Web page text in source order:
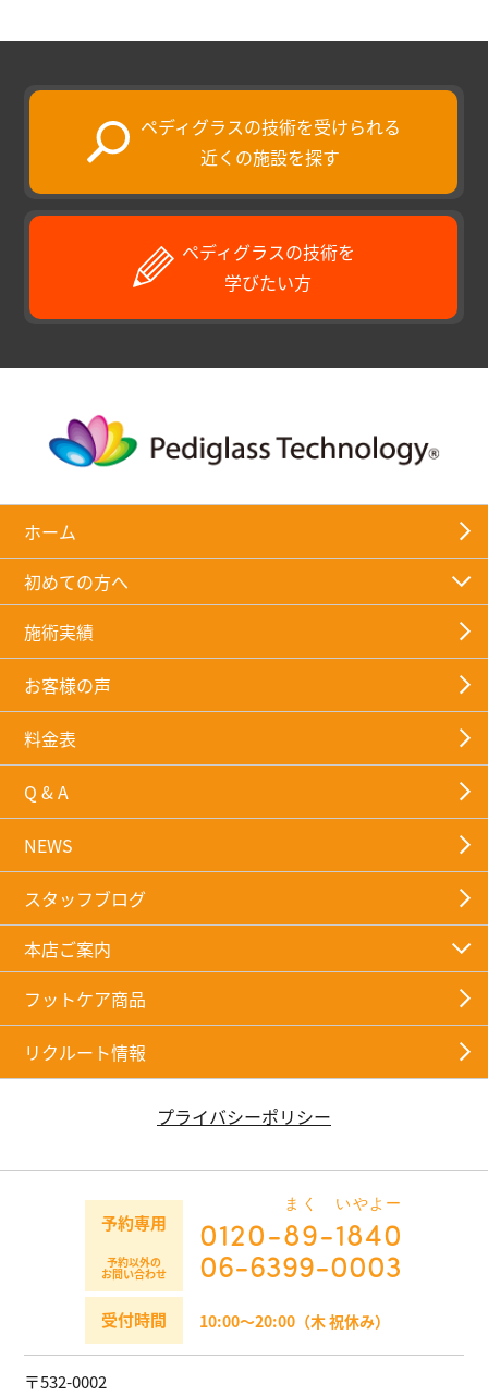
ペディグラスの技術を受けられる
近くの施設を探す
ペディグラスの技術を
学びたい方
ホーム
初めての方へ
施術実績
お客様の声
料金表
Q & A
NEWS
スタッフブログ
本店ご案内
フットケア商品
リクルート情報
プライバシーポリシー
予約専用 0120-89
まく
-1840
いやよー
予約以外の
お問い合わせ 06-6399-0003
受付時間 10:00～20:00（木 祝休み）
〒532-0002